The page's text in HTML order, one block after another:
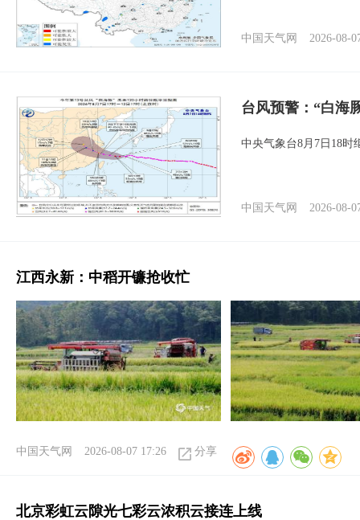
中国天气网 2026-08-
台风预警：“白海
中央气象台8月7日18时
中国天气网 2026-08-
江西永新：中稻开镰抢收忙
中国天气网 2026-08-07 17:26 分享
北京彩虹云隙光七彩云浓积云接连上线